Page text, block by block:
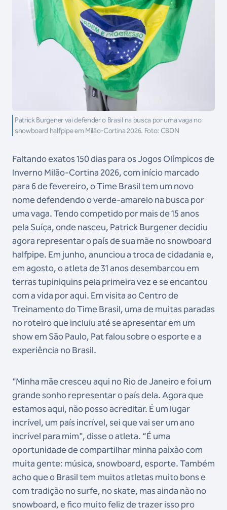
Patrick Burgener vai defender o Brasil na busca por uma vaga no
snowboard halfpipe em Milão-Cortina 2026. Foto: CBDN
Faltando exatos 150 dias para os Jogos Olímpicos de
Inverno Milão-Cortina 2026, com início marcado
para 6 de fevereiro, o Time Brasil tem um novo
nome defendendo o verde-amarelo na busca por
uma vaga. Tendo competido por mais de 15 anos
pela Suíça, onde nasceu, Patrick Burgener decidiu
agora representar o país de sua mãe no snowboard
halfpipe. Em junho, anunciou a troca de cidadania e,
em agosto, o atleta de 31 anos desembarcou em
terras tupiniquins pela primeira vez e se encantou
com a vida por aqui. Em visita ao Centro de
Treinamento do Time Brasil, uma de muitas paradas
no roteiro que incluiu até se apresentar em um
show em São Paulo, Pat falou sobre o esporte e a
experiência no Brasil.
"Minha mãe cresceu aqui no Rio de Janeiro e foi um
grande sonho representar o país dela. Agora que
estamos aqui, não posso acreditar. É um lugar
incrível, um país incrível, sei que vai ser um ano
incrível para mim", disse o atleta. “É uma
oportunidade de compartilhar minha paixão com
muita gente: música, snowboard, esporte. Também
acho que o Brasil tem muitos atletas muito bons e
com tradição no surfe, no skate, mas ainda não no
snowboard, e fico muito feliz de trazer isso pro